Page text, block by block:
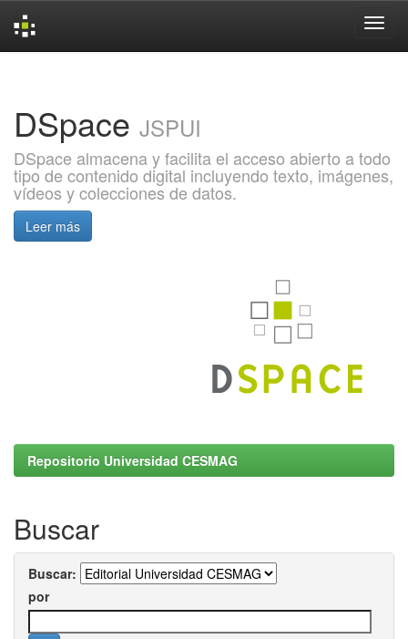
DSpace JSPUI
DSpace almacena y facilita el acceso abierto a todo
tipo de contenido digital incluyendo texto, imágenes,
vídeos y colecciones de datos.
Leer más
Repositorio Universidad CESMAG
Buscar
Buscar:
por